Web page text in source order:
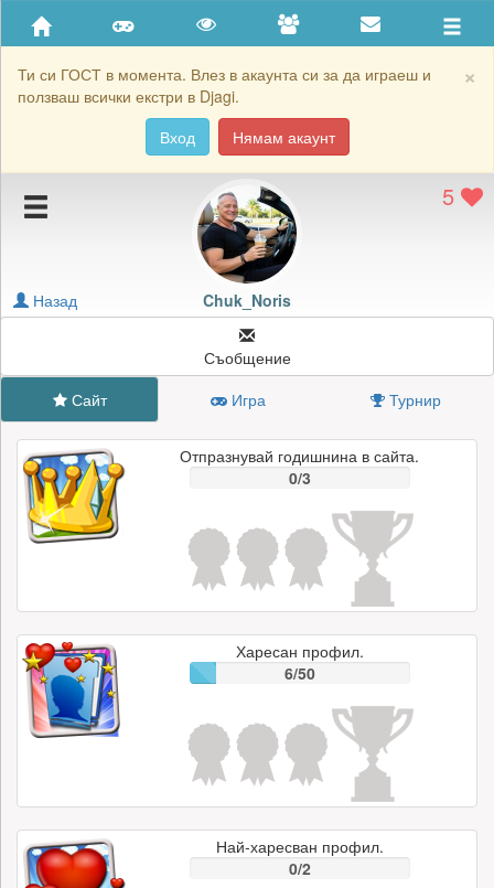
×
Ти си ГОСТ в момента. Влез в акаунта си за да играеш и
ползваш всички екстри в Djagi.
Вход
Нямам акаунт
Приятели
Хронология на игри
Подаръците на Chuk_Noris
Картичките на Chuk_Noris
Блокирай Chuk_Noris
5
Chuk_Noris
Назад
Съобщение
Сайт
Игра Турнир
Отпразнувай годишнина в сайта.
0/3
Харесан профил.
6/50
Най-харесван профил.
0/2